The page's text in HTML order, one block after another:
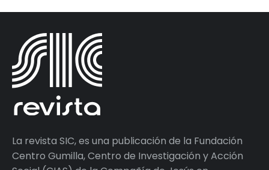
La revista SIC, es una publicación de la Fundación
Centro Gumilla, Centro de Investigación y Acción